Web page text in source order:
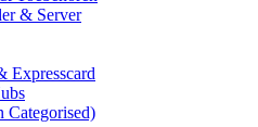
& Server
Expresscard
Categorised)